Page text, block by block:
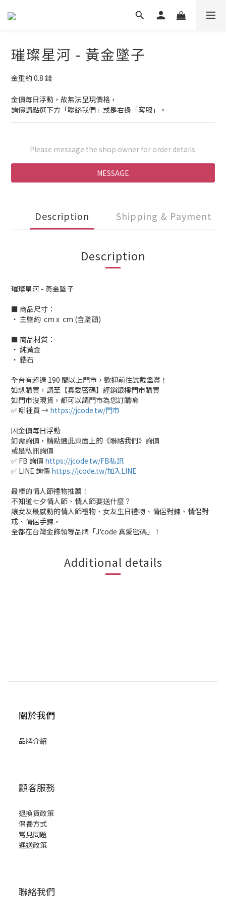
璀璨星河 - 黃金墜子
金重約 0.8 錢
金價每日浮動，故無法呈現價格，
詢價請點選下方「聯絡我們」或是右邊「客服」。
Please message the shop owner for order details.
MESSAGE
Description Shipping & Payment
Description
璀璨星河 - 黃金墜子
■ 商品尺寸：
‧ 主墜約 cm x cm (含墜頭)
■ 商品材質：
‧ 純黃金
‧ 鋯石
全台有超過 190 間以上門市，歡迎前往試戴鑑賞！
如想購買，請至【真愛密碼】經銷銀樓門市購買
如門市沒現貨，都可以請門市為您訂購唷
✅ 哪裡買 → https://jcode.tw/門市
因金價每日浮動
如需詢價，請點選此頁面上的《聯絡我們》詢價
或是私訊詢價
✅ FB 詢價 https://jcode.tw/FB私訊
✅ LINE 詢價 https://jcode.tw/加入LINE
最棒的情人節禮物推薦！
不知道七夕情人節、情人節要送什麼？
讓女友最感動的情人節禮物、女友生日禮物、情侶對鍊、情侶對
戒、情侶手鍊，
全都在台灣金飾領導品牌「J'code 真愛密碼」！
Additional details
關於我們
品牌介紹
顧客服務
退換貨政策
保養方式
常見問題
運送政策
聯絡我們